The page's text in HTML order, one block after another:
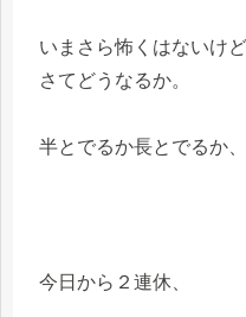
いまさら怖くはないけ
さてどうなるか。
半とでるか長とでるか、
今日から２連休、